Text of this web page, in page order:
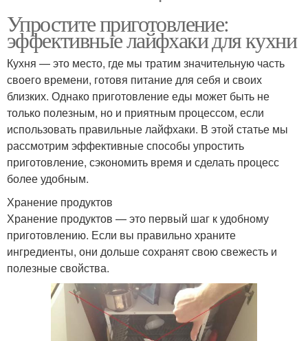
Упростите приготовление:
эффективные лайфхаки для кухни
Кухня — это место, где мы тратим значительную часть
своего времени, готовя питание для себя и своих
близких. Однако приготовление еды может быть не
только полезным, но и приятным процессом, если
использовать правильные лайфхаки. В этой статье мы
рассмотрим эффективные способы упростить
приготовление, сэкономить время и сделать процесс
более удобным.
Хранение продуктов
Хранение продуктов — это первый шаг к удобному
приготовлению. Если вы правильно храните
ингредиенты, они дольше сохранят свою свежесть и
полезные свойства.